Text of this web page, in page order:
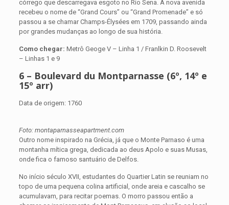
córrego que descarregava esgoto no Rio Sena. A nova avenida
recebeu o nome de “Grand Cours” ou “Grand Promenade” e só
passou a se chamar Champs-Élysées em 1709, passando ainda
por grandes mudanças ao longo de sua história.
Como chegar: Metrô Geoge V – Linha 1 / Franlkin D. Roosevelt
– Linhas 1 e 9
6 – Boulevard du Montparnasse (6º, 14º e
15º arr)
Data de origem: 1760
Foto: montaparnasseapartment.com
Outro nome inspirado na Grécia, já que o Monte Parnaso é uma
montanha mítica grega, dedicada ao deus Apolo e suas Musas,
onde fica o famoso santuário de Delfos.
No início século XVII, estudantes do Quartier Latin se reuniam no
topo de uma pequena colina artificial, onde areia e cascalho se
acumulavam, para recitar poemas. O morro passou então a